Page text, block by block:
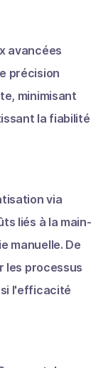
avancées
précision
minimisant
la fiabilité
via
liés à la main-
manuelle. De
les processus
l'efficacité